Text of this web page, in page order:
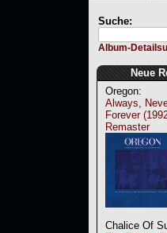
Suche:
Album-
Neue
Oregon:
Always,
Forever
Remaster
Chalice Of